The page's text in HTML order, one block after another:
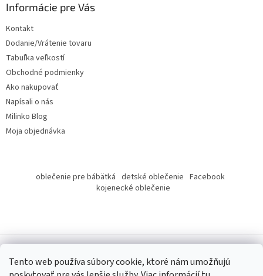
Tento web používa súbory cookie, ktoré nám umožňujú
Informácie pre Vás
Kontakt
Dodanie/Vrátenie tovaru
Tabuľka veľkostí
Obchodné podmienky
Ako nakupovať
Napísali o nás
Milinko Blog
Moja objednávka
oblečenie pre bábätká detské oblečenie Facebook
kojenecké oblečenie